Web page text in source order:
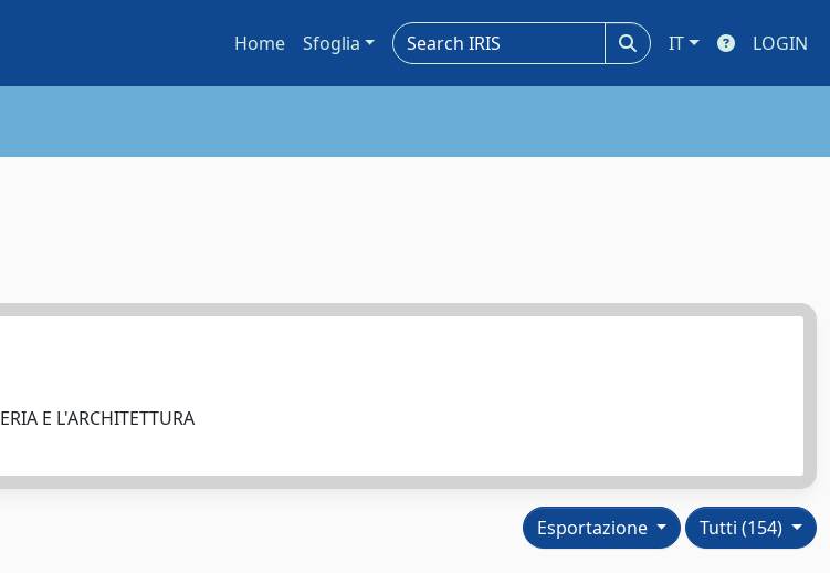
Home Sfoglia IT LOGIN
E L'ARCHITETTURA
Tutti (154)
Esportazione